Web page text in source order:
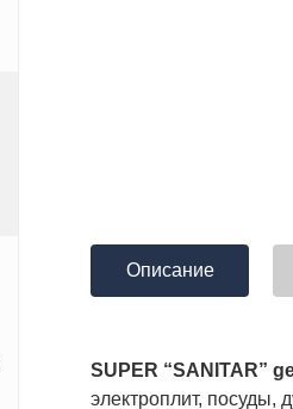
Описание
SUPER “SANITAR”
электроплит, посуды,